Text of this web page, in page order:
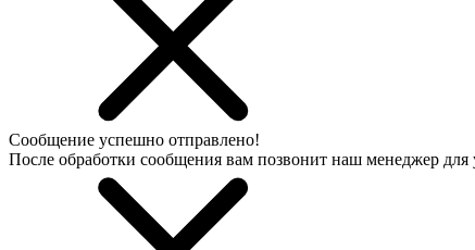
Сообщение успешно отправлено!
После обработки сообщения вам позвонит наш менеджер